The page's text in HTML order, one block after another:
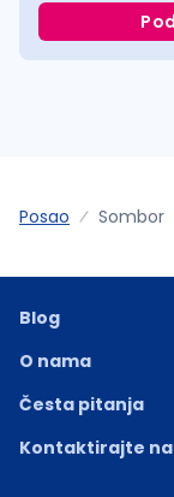
Posao Sombor
Blog
O nama
Česta pitanja
Kontaktirajte